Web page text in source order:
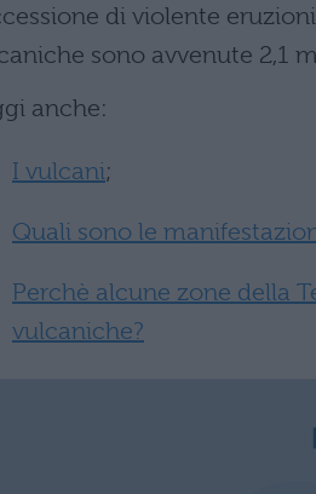
di violente
sono avvenute 2,1
anche:
I vulcani;
Quali sono le
Perchè alcune zone della
vulcaniche?